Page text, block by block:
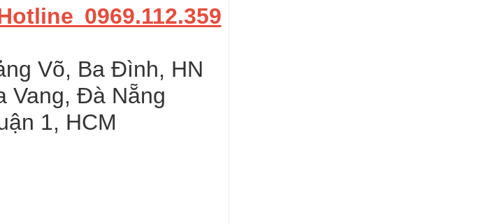
0969.112.359
Võ, Ba Đình, HN
Vang, Đà Nẵng
1, HCM